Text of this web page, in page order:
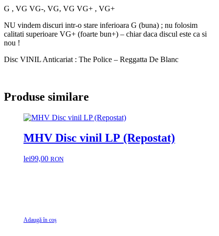
G , VG VG-, VG, VG VG+ , VG+
NU vindem discuri intr-o stare inferioara G (buna) ; nu folosim
calitati superioare VG+ (foarte bun+) – chiar daca discul este ca si
nou !
Disc VINIL Anticariat : The Police – Reggatta De Blanc
Produse similare
MHV Disc vinil LP (Repostat)
lei99,00 RON
Adaugă în coș